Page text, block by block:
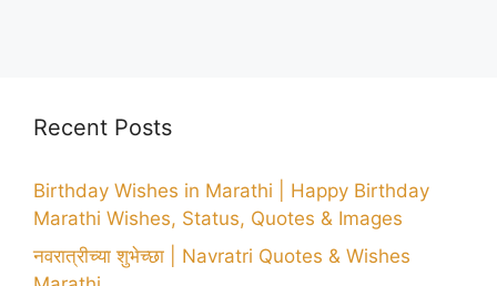
Recent Posts
Birthday Wishes in Marathi | Happy Birthday
Marathi Wishes, Status, Quotes & Images
नवरात्रीच्या शुभेच्छा | Navratri Quotes & Wishes